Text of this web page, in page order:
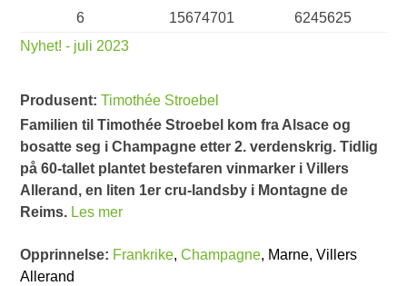
6
15674701
6245625
Nyhet! - juli 2023
Produsent:Timothée Stroebel
Familien til Timothée Stroebel kom fra Alsace og
bosatte seg i Champagne etter 2. verdenskrig. Tidlig
på 60-tallet plantet bestefaren vinmarker i Villers
Allerand, en liten 1er cru-landsby i Montagne de
Reims. Les mer
Opprinnelse: Frankrike,Champagne, Marne, Villers
Allerand